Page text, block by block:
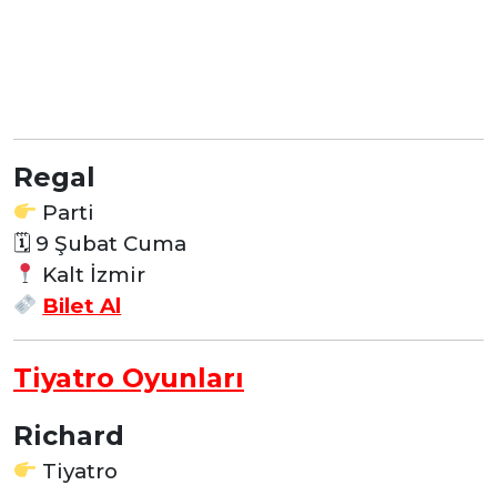
Regal
Parti
🗓 9 Şubat Cuma
Kalt İzmir
Bilet Al
Tiyatro Oyunları
Richard
Tiyatro